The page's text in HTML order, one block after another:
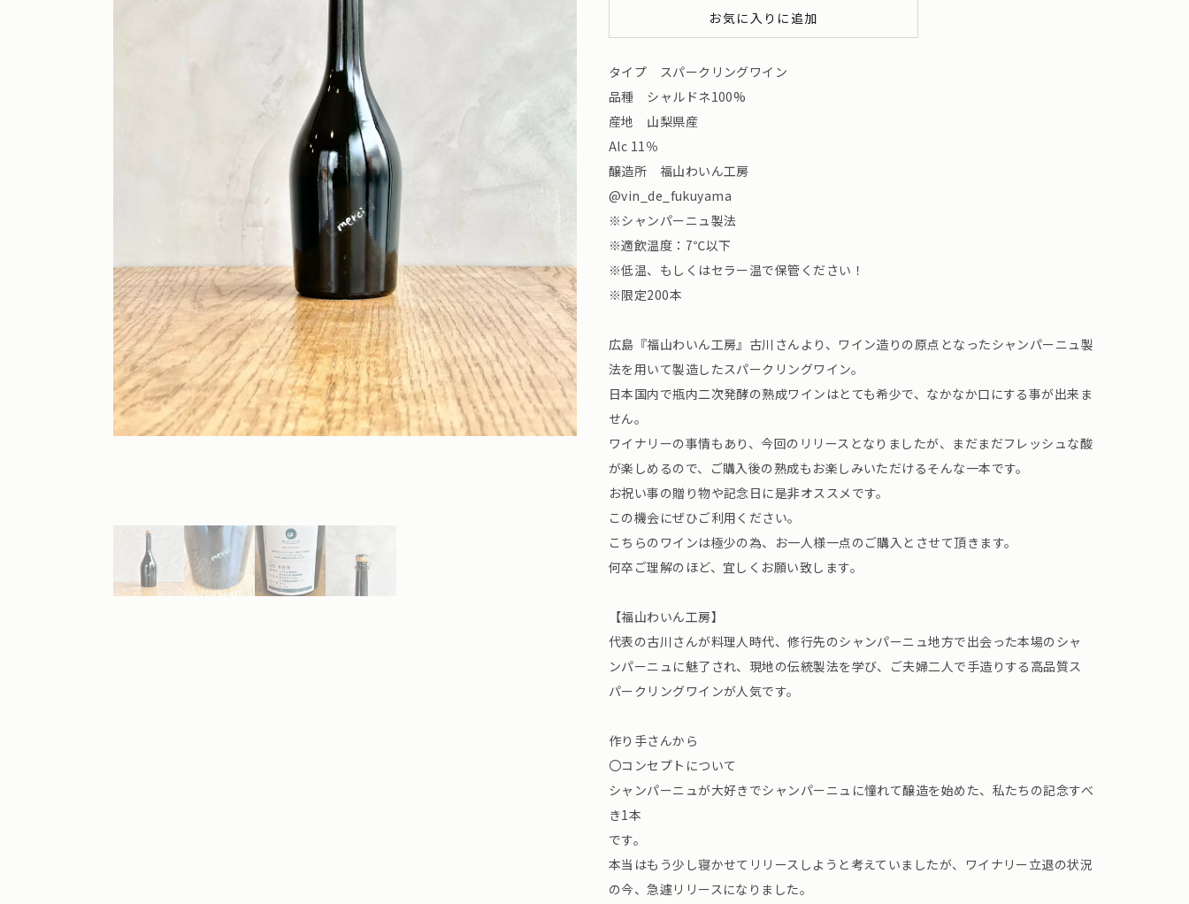
お気に入りに追加
タイプ スパークリングワイン
品種 シャルドネ100%
産地 山梨県産
Alc 11％
醸造所 福山わいん工房
@vin_de_fukuyama
※シャンパーニュ製法
※適飲温度：7℃以下
※低温、もしくはセラー温で保管ください！
※限定200本
広島『福山わいん工房』古川さんより、ワイン造りの原点となったシャンパーニュ製
法を用いて製造したスパークリングワイン。
日本国内で瓶内二次発酵の熟成ワインはとても希少で、なかなか口にする事が出来ま
せん。
ワイナリーの事情もあり、今回のリリースとなりましたが、まだまだフレッシュな酸
が楽しめるので、ご購入後の熟成もお楽しみいただけるそんな一本です。
お祝い事の贈り物や記念日に是非オススメです。
この機会にぜひご利用ください。
こちらのワインは極少の為、お一人様一点のご購入とさせて頂きます。
何卒ご理解のほど、宜しくお願い致します。
【福山わいん工房】
代表の古川さんが料理人時代、修行先のシャンパーニュ地方で出会った本場のシャ
ンパーニュに魅了され、現地の伝統製法を学び、ご夫婦二人で手造りする高品質ス
パークリングワインが人気です。
作り手さんから
〇コンセプトについて
シャンパーニュが大好きでシャンパーニュに憧れて醸造を始めた、私たちの記念すべ
き1本
です。
本当はもう少し寝かせてリリースしようと考えていましたが、ワイナリー立退の状況
の今、急遽リリースになりました。